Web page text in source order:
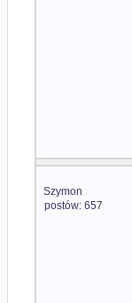
Szymon
postów: 657